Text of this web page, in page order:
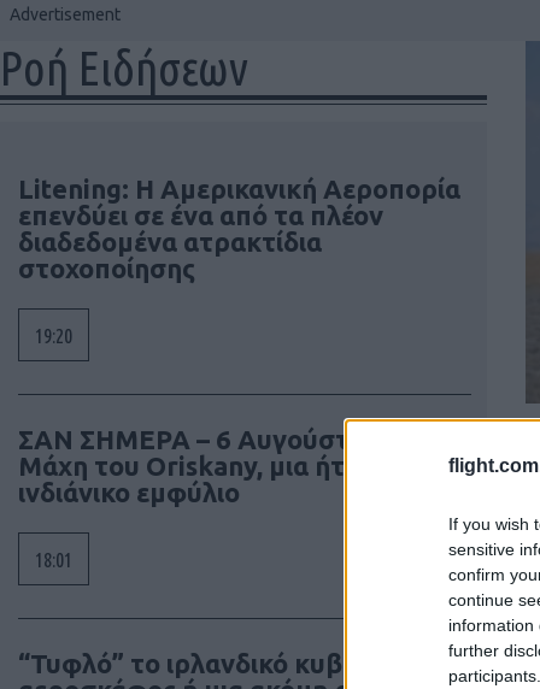
If you wish
sensitive
confirm
continue
information
further
Ροή Ειδήσεων
Litening: Η Αμερικανική Αεροπορία
επενδύει σε ένα από τα πλέον
διαδεδομένα ατρακτίδια
στοχοποίησης
19:20
ΣΑΝ ΣΗΜΕΡΑ – 6 Αυγούστου 1777:
Μάχη του Oriskany, μια ήττα με
ινδιάνικο εμφύλιο
18:01
“Τυφλό” το ιρλανδικό κυβερνητικό